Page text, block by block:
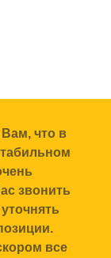
что в
звонить
все